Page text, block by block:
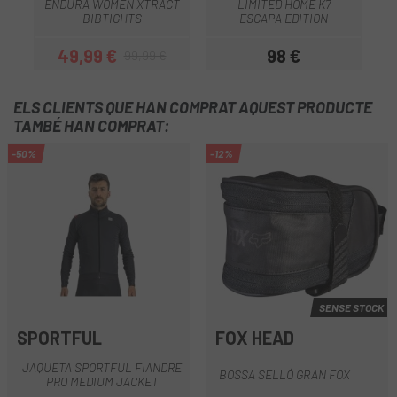
ENDURA WOMEN XTRACT
BIBTIGHTS
Preu
49,99 €Preu regular
LIMITED HOME K7
ESCAPA EDITION
Preu
98 €
ELS CLIENTS QUE HAN COMPRAT AQUEST PRODUCTE
TAMBÉ HAN COMPRAT:
-50%
SPORTFUL
JAQUETA SPORTFUL FIANDRE
PRO MEDIUM JACKET
-12%
SENSE STOCK
FOX HEAD
BOSSA SELLÓ GRAN FOX